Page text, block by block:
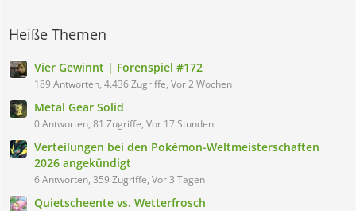
Heiße Themen
Vier Gewinnt | Forenspiel #172
189 Antworten, 4.436 Zugriffe, Vor 2 Wochen
Metal Gear Solid
0 Antworten, 81 Zugriffe, Vor 17 Stunden
Verteilungen bei den Pokémon-Weltmeisterschaften
2026 angekündigt
6 Antworten, 359 Zugriffe, Vor 3 Tagen
Quietscheente vs. Wetterfrosch